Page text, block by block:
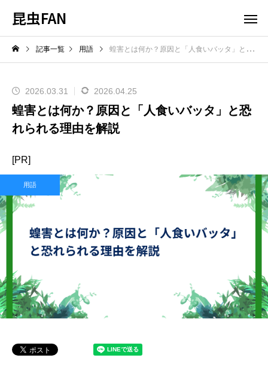
昆虫FAN
記事一覧 用語 蝗害とは何か？原因と「人食いバッタ」と恐れられる理由を解説
2026.03.31 2026.04.25
蝗害とは何か？原因と「人食いバッタ」と恐
れられる理由を解説
[PR]
用語